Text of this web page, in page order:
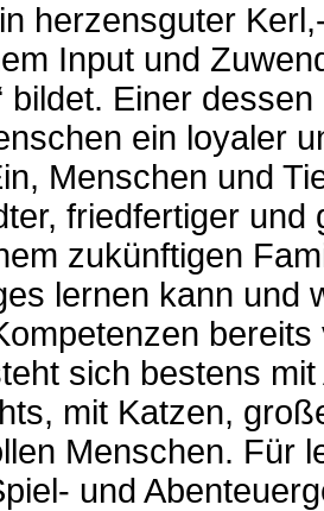
herzensguter
Input und
bildet. Einer
ein loyaler
Menschen und
friedfertiger und
zukünftigen
lernen kann und
sich bestens
mit Katzen,
Menschen. Für
und